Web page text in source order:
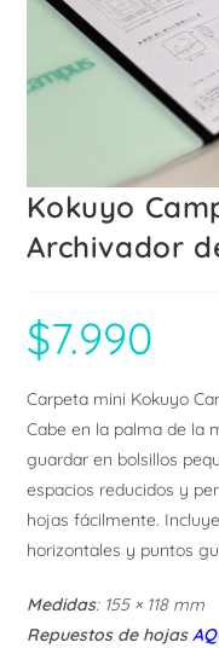
Kokuyo
Archivador
$7.990
Carpeta mini Kokuyo
Cabe en la palma de la
guardar en bolsillos
espacios reducidos y
hojas fácilmente.
horizontales y puntos
Medidas: 155 × 118 mm
Repuestos de hojas